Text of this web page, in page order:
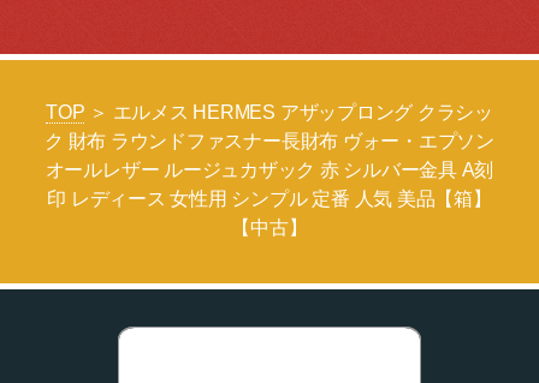
TOP ＞ エルメス HERMES アザップロング クラシッ
ク 財布 ラウンドファスナー長財布 ヴォー・エプソン
オールレザー ルージュカザック 赤 シルバー金具 A刻
印 レディース 女性用 シンプル 定番 人気 美品【箱】
【中古】